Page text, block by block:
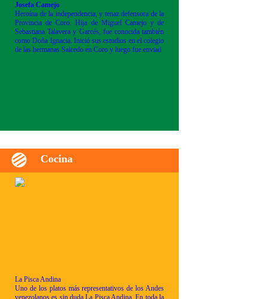
Josefa Camejo
Heroína de la independencia, y tenaz defensora de la
Provincia de Coro. Hija de Miguel Camejo y de
Sebastiana Talavera y Garcés, fue conocida también
como Doña Ignacia. Inició sus estudios en el colegio
de las hermanas Salcedo en Coro y luego fue enviad
Cocina
La Pisca Andina
Uno de los platos más representativos de los Andes
venezolanos es sin duda La Pisca Andina. En toda la